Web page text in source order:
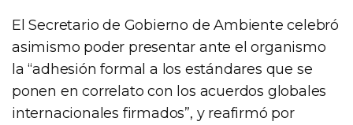
El Secretario de Gobierno de Ambiente celebró
asimismo poder presentar ante el organismo
la “adhesión formal a los estándares que se
ponen en correlato con los acuerdos globales
internacionales firmados”, y reafirmó por